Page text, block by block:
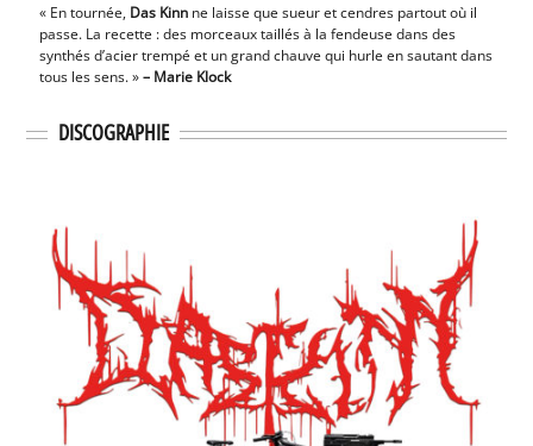
« En tournée, Das Kinn ne laisse que sueur et cendres partout où il
passe. La recette : des morceaux taillés à la fendeuse dans des
synthés d’acier trempé et un grand chauve qui hurle en sautant dans
tous les sens. »– Marie Klock
DISCOGRAPHIE